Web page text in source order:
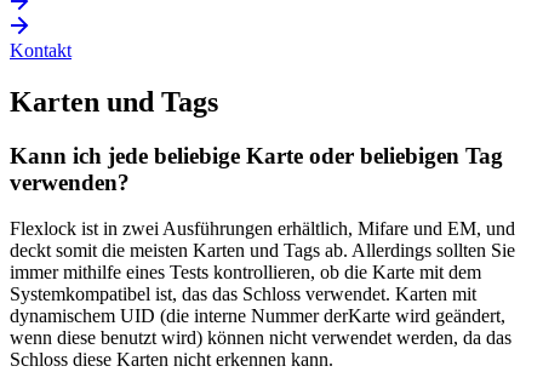
Kontakt
Karten und Tags
Kann ich jede beliebige Karte oder beliebigen Tag
verwenden?
Flexlock ist in zwei Ausführungen erhältlich, Mifare und EM, und
deckt somit die meisten Karten und Tags ab. Allerdings sollten Sie
immer mithilfe eines Tests kontrollieren, ob die Karte mit dem
Systemkompatibel ist, das das Schloss verwendet. Karten mit
dynamischem UID (die interne Nummer derKarte wird geändert,
wenn diese benutzt wird) können nicht verwendet werden, da das
Schloss diese Karten nicht erkennen kann.